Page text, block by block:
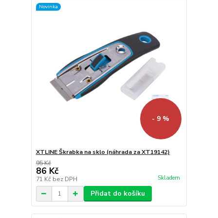
Novinka
- 9 %
XTLINE Škrabka na sklo (náhrada za XT19142)
95 Kč
86 Kč
71 Kč bez DPH Skladem
Přidat do košíku